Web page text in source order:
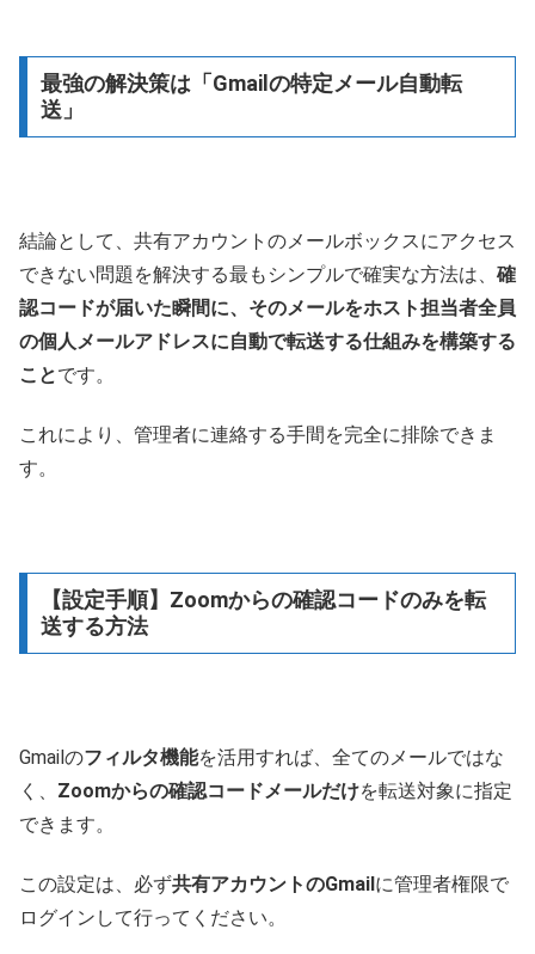
最強の解決策は「Gmailの特定メール自動転
送」
結論として、共有アカウントのメールボックスにアクセス
できない問題を解決する最もシンプルで確実な方法は、 確
認コードが届いた瞬間に、そのメールをホスト担当者全員
の個人メールアドレスに自動で転送する仕組みを構築する
ことです。
これにより、管理者に連絡する手間を完全に排除できま
す。
【設定手順】Zoomからの確認コードのみを転
送する方法
Gmailのフィルタ機能を活用すれば、全てのメールではな
く、 Zoomからの確認コードメールだけを転送対象に指定
できます。
この設定は、必ず共有アカウントのGmail に管理者権限で
ログインして行ってください。